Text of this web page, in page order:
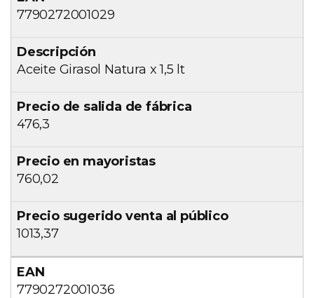
7790272001029
Aceite Girasol Natura x 1,5 lt
476,3
760,02
1013,37
7790272001036